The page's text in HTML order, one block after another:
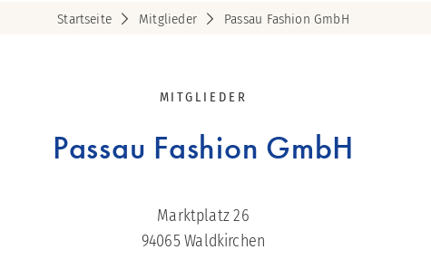
Startseite Mitglieder Passau Fashion GmbH
MITGLIEDER
Passau Fashion GmbH
Marktplatz 26
94065 Waldkirchen